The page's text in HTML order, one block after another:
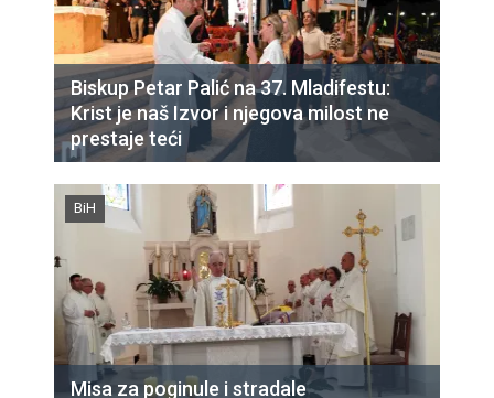
Biskup Petar Palić na 37. Mladifestu:
Krist je naš Izvor i njegova milost ne
prestaje teći
BiH
Misa za poginule i stradale